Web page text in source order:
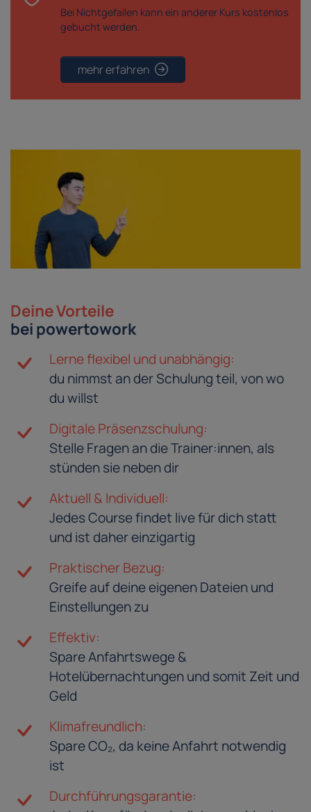
Bei Nichtgefallen kann ein anderer Kurs kostenlos
gebucht werden.
mehr erfahren
Deine Vorteile
bei powertowork
Lerne flexibel und unabhängig:
du nimmst an der Schulung teil, von wo
du willst
Digitale Präsenzschulung:
Stelle Fragen an die Trainer:innen, als
stünden sie neben dir
Aktuell & Individuell:
Jedes Course findet live für dich statt
und ist daher einzigartig
Praktischer Bezug:
Greife auf deine eigenen Dateien und
Einstellungen zu
Effektiv:
Spare Anfahrtswege &
Hotelübernachtungen und somit Zeit und
Geld
Klimafreundlich:
Spare CO₂, da keine Anfahrt notwendig
ist
Durchführungsgarantie: